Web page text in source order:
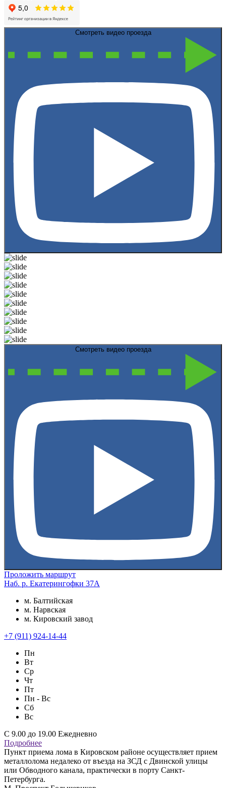
Смотреть видео проезда
Смотреть видео проезда
Проложить маршрут
Наб. р. Екатерингофки 37А
м. Балтийская
м. Нарвская
м. Кировский завод
+7 (911) 924-14-44
Пн
Вт
Ср
Чт
Пт
Пн - Вс
Сб
Вс
С 9.00 до 19.00 Ежедневно
Подробнее
Пункт приема лома в Кировском районе осуществляет прием
металлолома недалеко от въезда на ЗСД с Двинской улицы
или Обводного канала, практически в порту Санкт-
Петербурга.